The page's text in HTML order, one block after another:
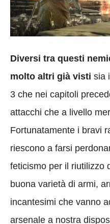
Diversi tra questi
molto altri già visti sia
3 che nei capitoli
attacchi che a livello
Fortunatamente i bravi
riescono a farsi
feticismo per il riutilizzo
buona varietà di armi,
incantesimi che vanno
arsenale a nostra